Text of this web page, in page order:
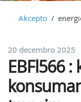
Akcepto
20 decembro 2025
EBFl566